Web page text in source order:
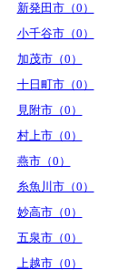
新発田市（0）
小千谷市（0）
加茂市（0）
十日町市（0）
見附市（0）
村上市（0）
燕市（0）
糸魚川市（0）
妙高市（0）
五泉市（0）
上越市（0）